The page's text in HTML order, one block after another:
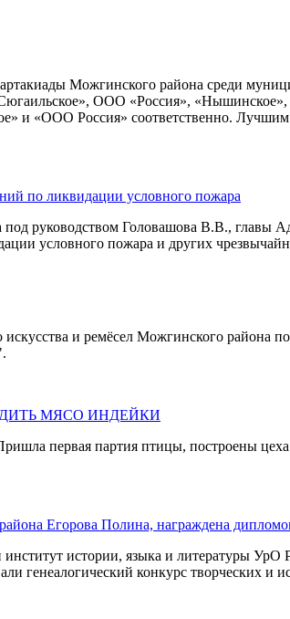
Можгинского района среди
ООО «Россия»,
и «ООО Россия» соответственно.
по ликвидации условного пожара
под руководством Головашова В.В.,
условного пожара и других
и ремёсел Можгинского района
МЯСО ИНДЕЙКИ
первая партия птицы, построены
Егорова Полина, награждена
институт истории, языка и литературы
конкурс творческих и